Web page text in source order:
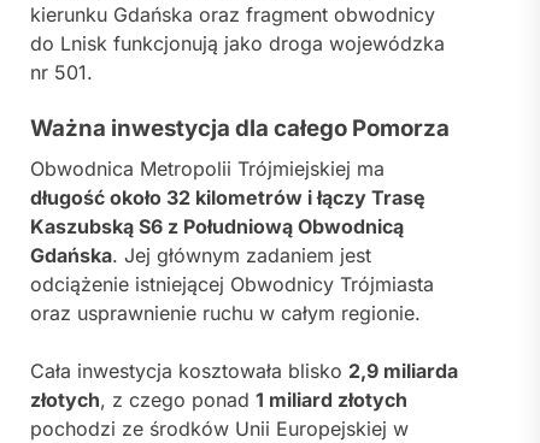
kierunku Gdańska oraz fragment obwodnicy
do Lnisk funkcjonują jako droga wojewódzka
nr 501.
Ważna inwestycja dla całego Pomorza
Obwodnica Metropolii Trójmiejskiej ma
długość około 32 kilometrów i łączy Trasę
Kaszubską S6 z Południową Obwodnicą
Gdańska. Jej głównym zadaniem jest
odciążenie istniejącej Obwodnicy Trójmiasta
oraz usprawnienie ruchu w całym regionie.
Cała inwestycja kosztowała blisko 2,9 miliarda
złotych, z czego ponad 1 miliard złotych
pochodzi ze środków Unii Europejskiej w